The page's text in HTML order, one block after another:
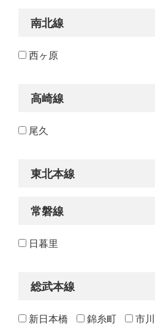
南北線
西ヶ原
高崎線
尾久
東北本線
常磐線
日暮里
総武本線
新日本橋 錦糸町 市川